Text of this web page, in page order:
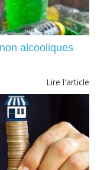
alcooliques
Lire l'article